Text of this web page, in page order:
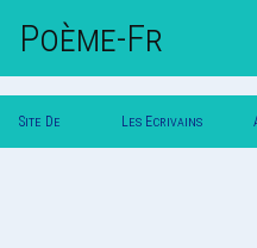
Poème-Fr
Site De Les Ecrivains